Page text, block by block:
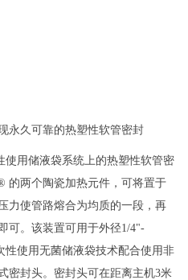
永久可靠的热塑性软管密封
使用储液袋系统上的热塑性软管密
的两个陶瓷加热元件，可将置于
力使管路熔合为均质的一段，再
可。该装置可用于外径1/4"-
性使用无菌储液袋技术配合使用非
密封头。密封头可在距离主机3米